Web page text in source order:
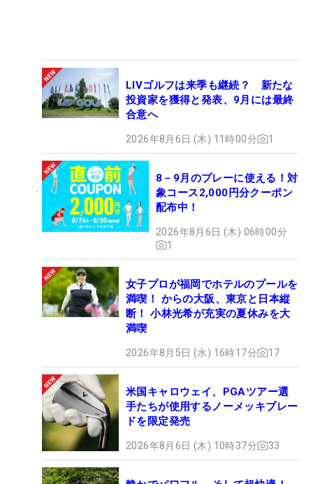
LIVゴルフは来季も継続？ 新たな
投資家を獲得と発表、9月には最終
合意へ
2026年8月6日 (木) 11時00分 1
8－9月のプレーに使える！対
象コース2,000円分クーポン
配布中！
2026年8月6日 (木) 06時00分
1
女子プロが福岡でホテルのプールを
満喫！ からの大阪、東京と日本縦
断！ 小林光希が充実の夏休みを大
満喫
2026年8月5日 (水) 16時17分 17
米国キャロウェイ、PGAツアー選
手たちが使用するノーメッキブレー
ドを限定発売
2026年8月6日 (木) 10時37分 33